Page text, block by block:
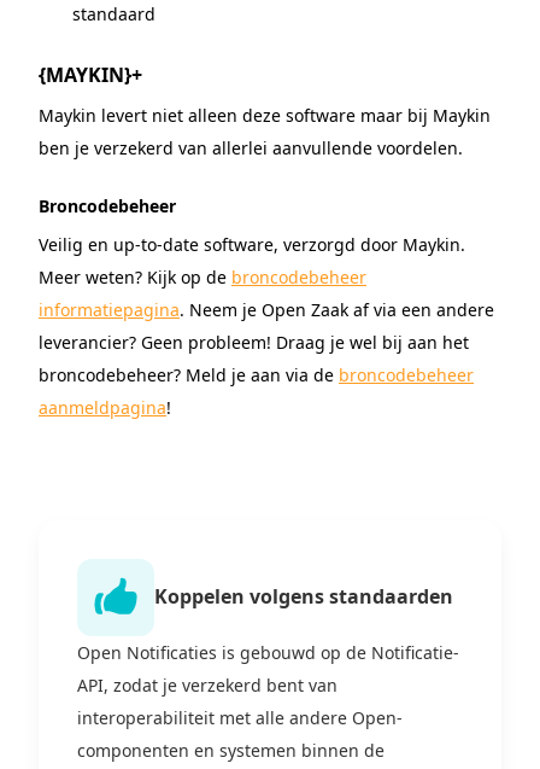
standaard
{MAYKIN}+
Maykin levert niet alleen deze software maar bij Maykin
ben je verzekerd van allerlei aanvullende voordelen.
Broncodebeheer
Veilig en up-to-date software, verzorgd door Maykin.
Meer weten? Kijk op de broncodebeheer
informatiepagina. Neem je Open Zaak af via een andere
leverancier? Geen probleem! Draag je wel bij aan het
broncodebeheer? Meld je aan via de broncodebeheer
aanmeldpagina!
Koppelen volgens standaarden
Open Notificaties is gebouwd op de Notificatie-
API, zodat je verzekerd bent van
interoperabiliteit met alle andere Open-
componenten en systemen binnen de